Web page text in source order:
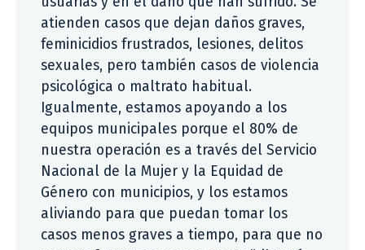
atienden casos que dejan daños graves,
feminicidios frustrados, lesiones, delitos
sexuales, pero también casos de violencia
psicológica o maltrato habitual.
Igualmente, estamos apoyando a los
equipos municipales porque el 80% de
nuestra operación es a través del Servicio
Nacional de la Mujer y la Equidad de
Género con municipios, y los estamos
aliviando para que puedan tomar los
casos menos graves a tiempo, para que no